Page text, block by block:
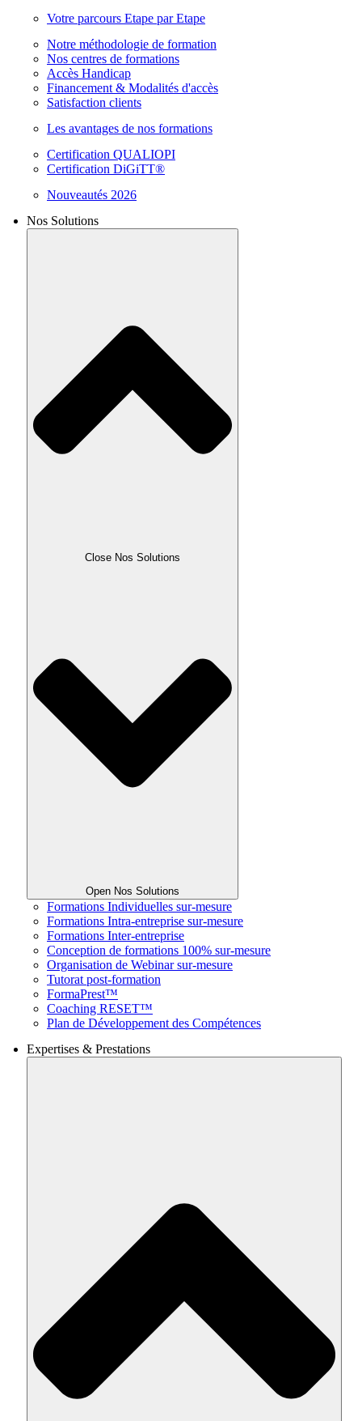
Votre parcours Etape par Etape
Notre méthodologie de formation
Nos centres de formations
Accès Handicap
Financement & Modalités d'accès
Satisfaction clients
Les avantages de nos formations
Certification QUALIOPI
Certification DiGiTT®
Nouveautés 2026
Nos Solutions
Close Nos Solutions
Open Nos Solutions
Formations Individuelles sur-mesure
Formations Intra-entreprise sur-mesure
Formations Inter-entreprise
Conception de formations 100% sur-mesure
Organisation de Webinar sur-mesure
Tutorat post-formation
FormaPrest™
Coaching RESET™
Plan de Développement des Compétences
Expertises & Prestations